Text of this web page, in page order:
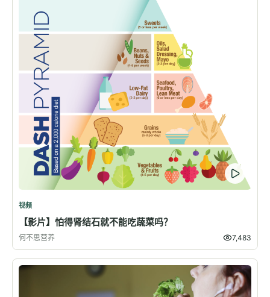
视频
【影片】怕得肾结石就不能吃蔬菜吗？
何不思营养 7,483